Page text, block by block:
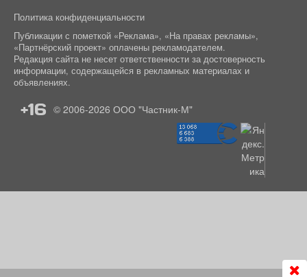
Политика конфиденциальности
Публикации с пометкой «Реклама», «На правах рекламы»,
«Партнёрский проект» оплачены рекламодателем.
Редакция сайта не несет ответственности за достоверность
информации, содержащейся в рекламных материалах и
объявлениях.
+16 © 2006-2026 ООО "Частник-М"